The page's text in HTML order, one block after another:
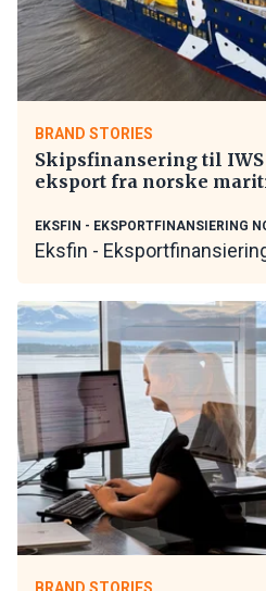
BRAND STORIES
Skipsfinansering til
eksport fra norske
EKSFIN - EKSPORTFINANSIERING
Eksfin -
BRAND STORIES